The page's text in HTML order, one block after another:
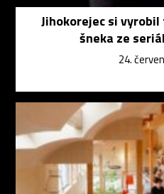
Jihokorejec si
šneka ze
24.